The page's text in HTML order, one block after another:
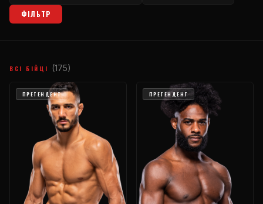
ФІЛЬТР
ВСІ БІЙЦІ (175)
ПРЕТЕНДЕНТ ПРЕТЕНДЕНТ